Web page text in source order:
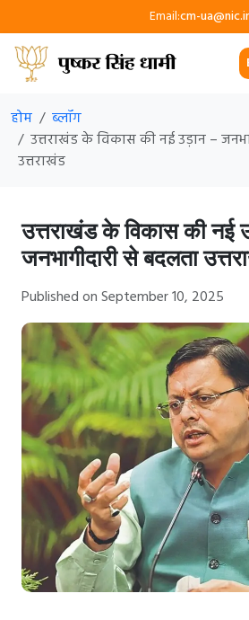
Email:cm-
होम
ब्लॉग
उत्तराखंड के विकास की नई उड़ान –
उत्तराखंड
उत्तराखंड के विकास की नई
जनभागीदारी से बदलता
Published on September 10, 2025